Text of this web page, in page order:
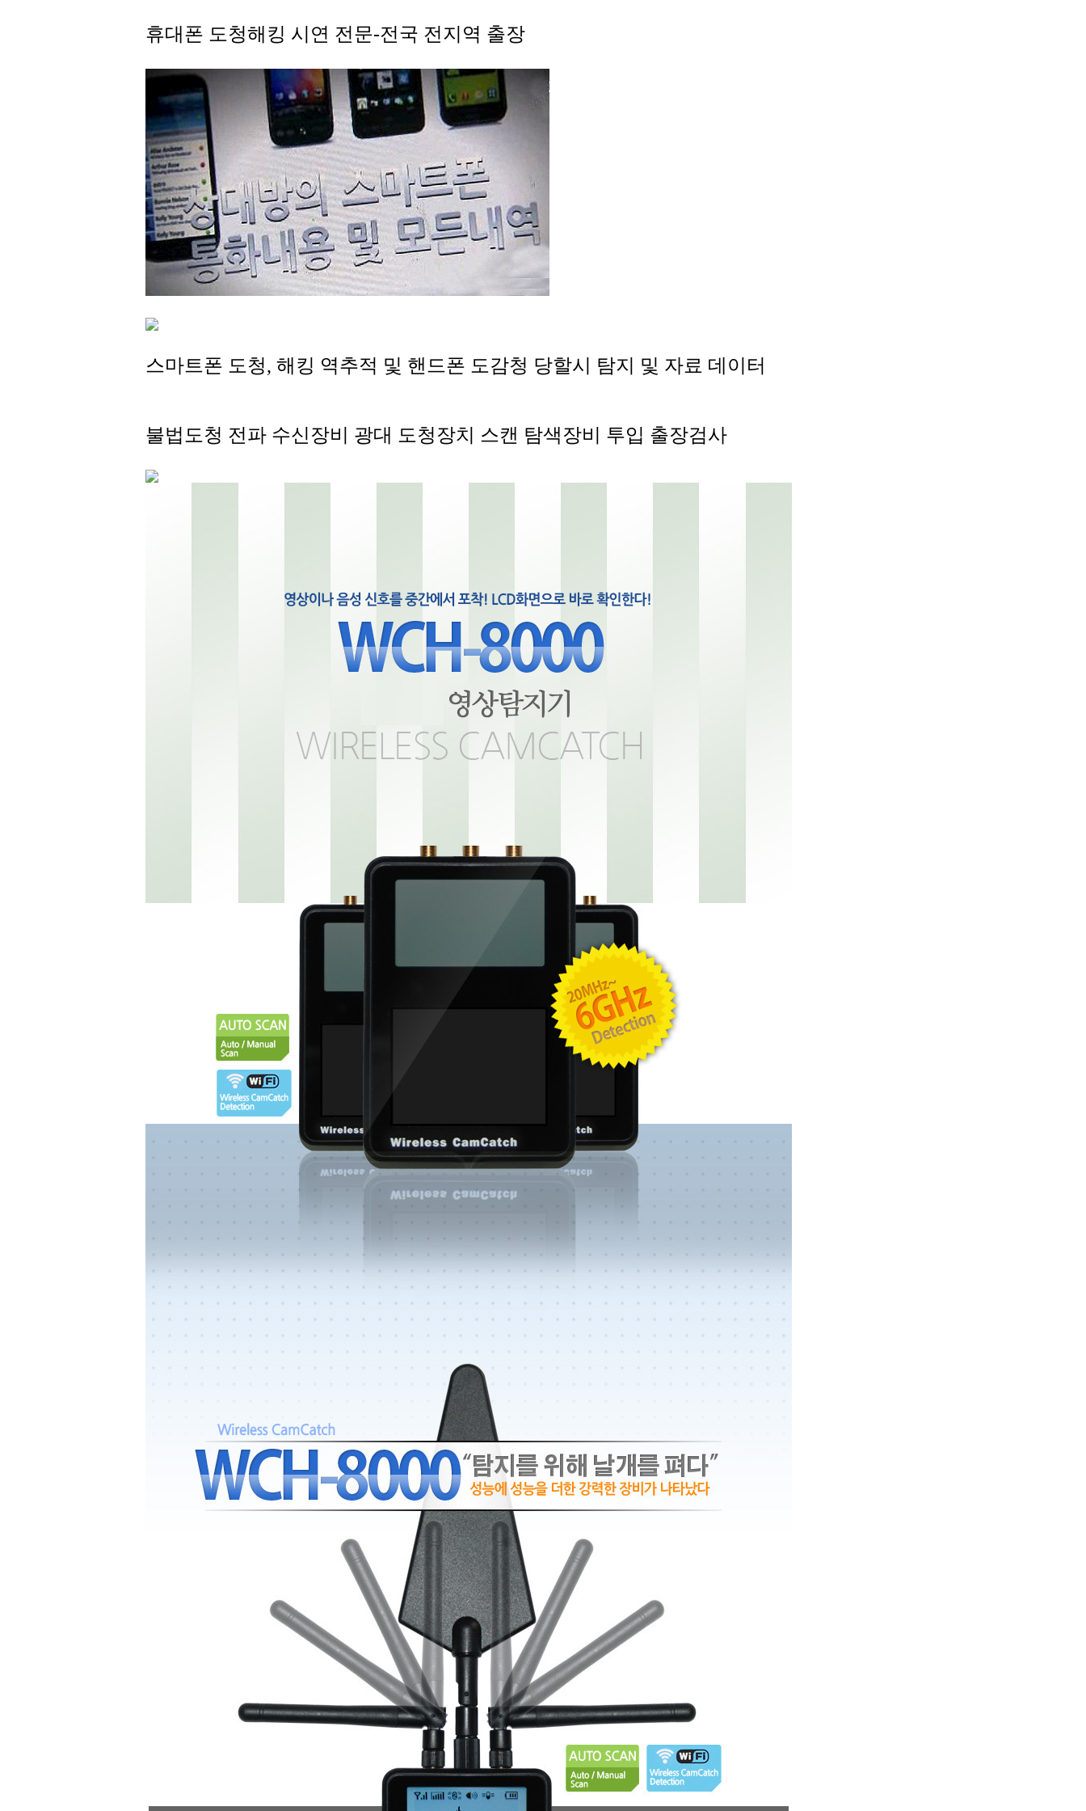
휴대폰 도청해킹 시연 전문-전국 전지역 출장
스마트폰 도청, 해킹 역추적 및 핸드폰 도감청 당할시 탐지 및 자료 데이터
불법도청 전파 수신장비 광대 도청장치 스캔 탐색장비 투입 출장검사